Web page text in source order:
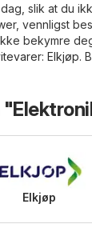
slik at du
vennligst
bekymre
: Elkjøp.
Elkjøp